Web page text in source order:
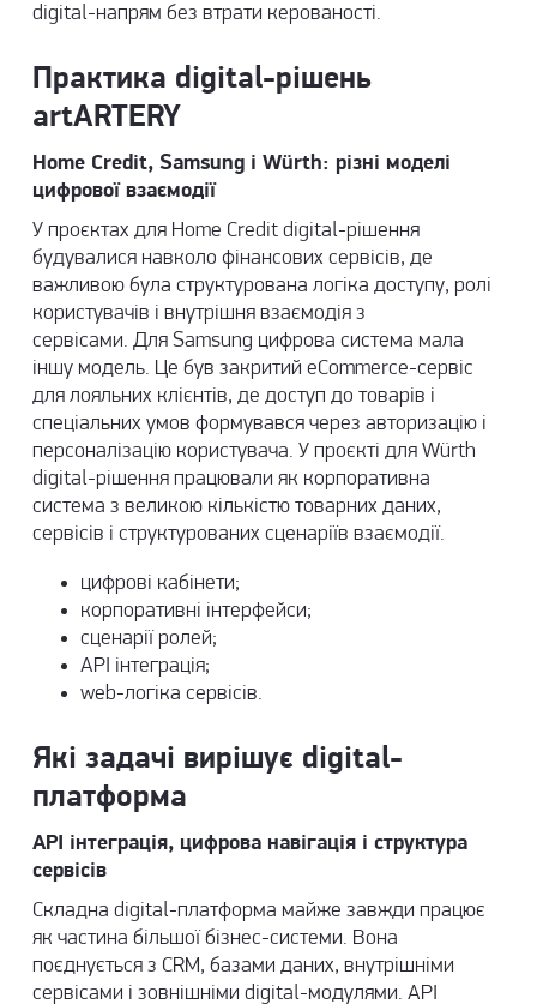
digital-напрям без втрати керованості.
Практика digital-рішень
artARTERY
Home Credit, Samsungі Würth: різні моделі
цифрової взаємодії
У проєктах для Home Credit digital-рішення
будувалися навколо фінансових сервісів, де
важливою була структурована логіка доступу, ролі
користувачів і внутрішня взаємодія з
сервісами. Для Samsung цифрова система мала
іншу модель. Це був закритий eCommerce-сервіс
для лояльних клієнтів, де доступ до товарів і
спеціальних умов формувався через авторизацію і
персоналізацію користувача. У проєкті для Würth
digital-рішення працювали як корпоративна
система з великою кількістю товарних даних,
сервісів і структурованих сценаріїв взаємодії.
цифрові кабінети;
корпоративні інтерфейси;
сценарії ролей;
API інтеграція;
web-логіка сервісів.
Які задачі вирішує digital-
платформа
API інтеграція, цифрова навігація і структура
сервісів
Складна digital-платформа майже завжди працює
як частина більшої бізнес-системи. Вона
поєднується з CRM, базами даних, внутрішніми
сервісами і зовнішніми digital-модулями. API